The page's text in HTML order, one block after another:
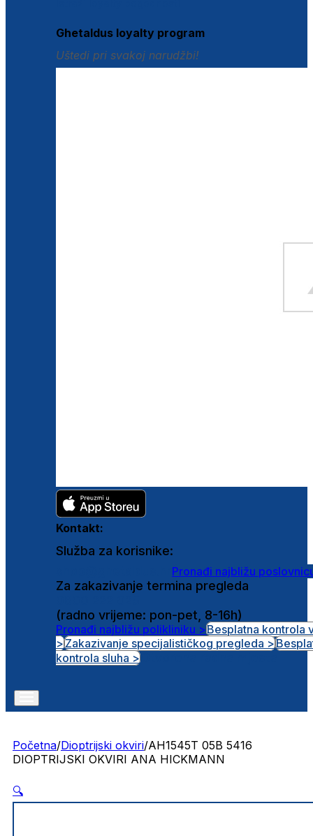
Ghetaldus loyalty program
Uštedi pri svakoj narudžbi!
Kontakt:
Služba za korisnike:
Pronađi najbližu
Za zakazivanje termina pregleda
(radno vrijeme: pon-pet, 8-16h)
Pronađi najbližu polikliniku >Besplatna kontrola
>Zakazivanje specijalističkog pregleda >
kontrola sluha >
Početna/Dioptrijski okviri/AH1545T 05B 5416
DIOPTRIJSKI OKVIRI ANA HICKMANN
🔍